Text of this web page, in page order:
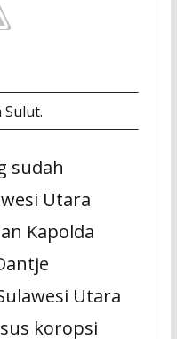
Sulut.
sudah
Utara
Kapolda
Utara
koropsi